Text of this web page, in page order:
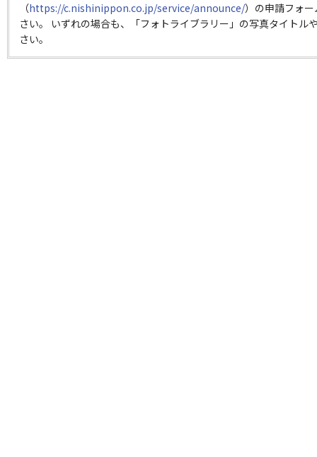
（https://c.nishinippon.co.jp/service/announce/）の申請フォ
さい。 いずれの場合も、「フォトライブラリー」の写真タイトル
さい。